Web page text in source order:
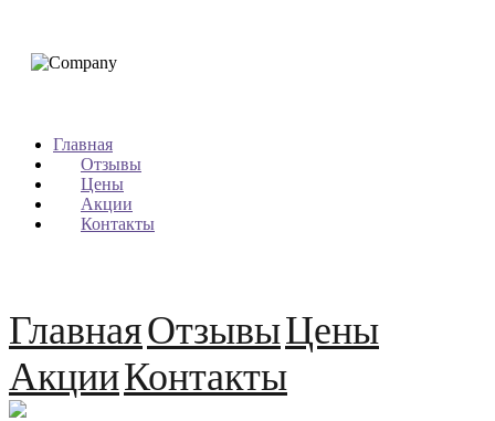
Главная
Отзывы
Цены
Акции
Контакты
ГлавнаяОтзывыЦены
АкцииКонтакты